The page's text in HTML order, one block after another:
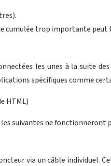
cumulée trop importante
les unes à la suite
spécifiques comme
HTML)
suivantes ne fonctionneront
via un câble individuel.